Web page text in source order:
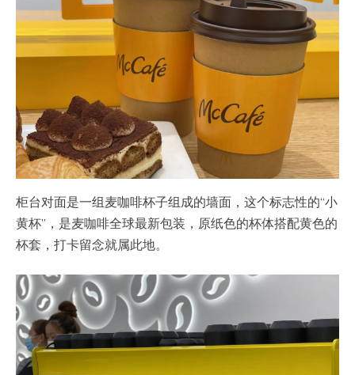
柜台对面是一组麦咖啡杯子组成的墙面，这个标志性的“小
黄杯”，是麦咖啡全球最新包装，原纸色的杯体搭配黄色的
杯套，打卡留念就属此地。